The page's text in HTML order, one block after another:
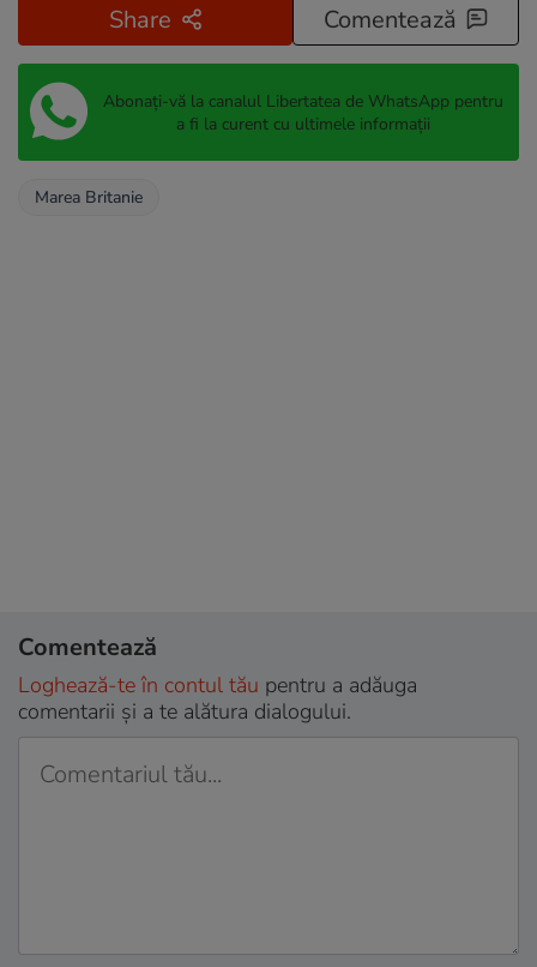
Share Comentează
Abonați-vă la canalul Libertatea de WhatsApp pentru
a fi la curent cu ultimele informații
Marea Britanie
Comentează
Loghează-te în contul tău pentru a adăuga
comentarii și a te alătura dialogului.